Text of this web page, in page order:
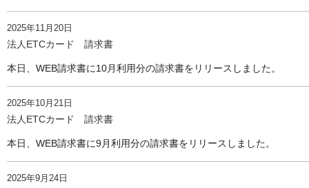
2025年11月20日
法人ETCカード 請求書
本日、WEB請求書に10月利用分の請求書をリリースしました。
2025年10月21日
法人ETCカード 請求書
本日、WEB請求書に9月利用分の請求書をリリースしました。
2025年9月24日